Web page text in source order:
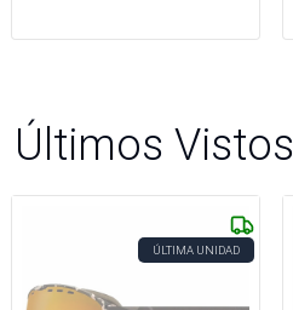
Últimos Vistos
ÚLTIMA UNIDAD